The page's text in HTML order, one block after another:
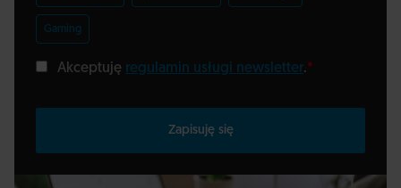
Gaming
Akceptuję regulamin usługi newsletter.*
Zapisuję się